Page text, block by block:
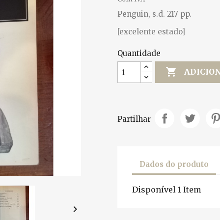

Penguin, s.d. 217 pp.
[excelente estado]
Quantidade

Partilhar
Dados do produto
Disponível 1 Item